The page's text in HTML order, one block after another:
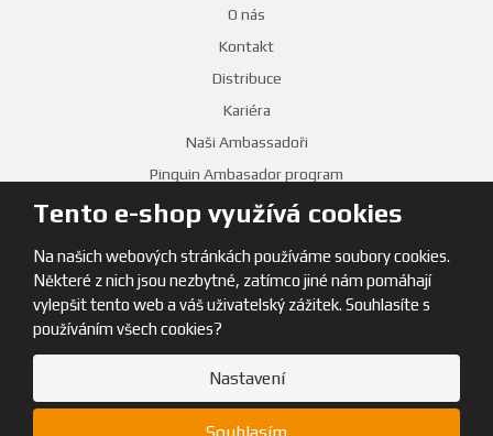
Tento e-shop využívá cookies
Na našich webových stránkách používáme soubory cookies.
Některé z nich jsou nezbytné, zatímco jiné nám pomáhají
vylepšit tento web a váš uživatelský zážitek. Souhlasíte s
používáním všech cookies?
Nastavení
O nás
Kontakt
Distribuce
Kariéra
Naši Ambassadoři
Pinguin Ambasador program
PRODEJNY
© 2026, Pinguin
|Obchodní podmínky